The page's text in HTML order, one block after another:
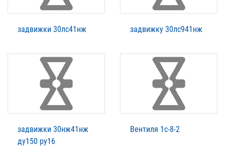
задвижки 30лс41нж задвижку 30лс941нж
задвижки 30нж41нж
ду150 ру16
Вентиля 1с-8-2